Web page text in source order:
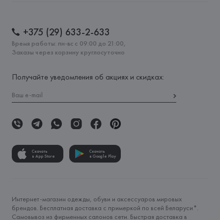
+375 (29) 633-2-633
Время работы: пн-вс с 09:00 до 21:00,
Заказы через корзину круглосуточно
Получайте уведомления об акциях и скидках:
Скачать
в App Store
Скачать
в Google Play
Интернет-магазин одежды, обуви и аксессуаров мировых
брендов. Бесплатная доставка с примеркой по всей Беларуси*.
Самовывоз из фирменных салонов сети. Быстрая доставка в